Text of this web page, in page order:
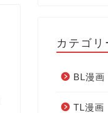
カテゴリ
BL漫画
TL漫画